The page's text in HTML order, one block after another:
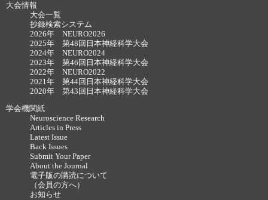
大会情報
大会一覧
抄録検索システム
2026年 NEURO2026
2025年 第48回日本神経科学大会
2024年 NEURO2024
2023年 第46回日本神経科学大会
2022年 NEURO2022
2021年 第44回日本神経科学大会
2020年 第43回日本神経科学大会
学会機関紙
Neuroscience Research
Articles in Press
Latest Issue
Back Issues
Submit Your Paper
About the Journal
電子版の購読について
（会員の方へ）
お知らせ